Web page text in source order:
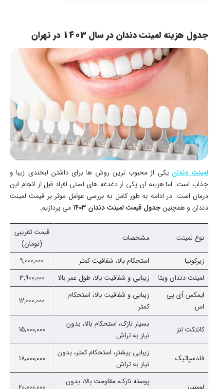
جدول هزینه لمینت دندان در سال 1403 در تهران
لمینت دندان یکی از محبوب ترین روش ها برای داشتن لبخندی زیبا و
جذاب است. اما هزینه آن یکی از دغدغه های اصلی افراد قبل از انجام این
درمان است. در ادامه به طور کامل به بررسی عوامل موثر بر قیمت لمینت
دندان و همچنینجدول قیمت لمینت دندان ۱۴۰۳ می پردازیم.
نوع لمینت مشخصات
قیمت تقریبی
(تومان)
زیرکونیا
استحکام بالا، شفافیت کمتر
9,000,000
لمینت دندان ویتا
زیبایی و شفافیت بالا، طول عمر بالا
3,900,000
ایمکس آی پی
اس
زیبایی و شفافیت بالا، استحکام
کمتر
12,000,000
کانتکت لنز
بسیار نازک، استحکام بالا، بدون
نیاز به تراش
15,000,000
فلدسپاتیک
زیبایی بیشتر، استحکام کمتر، بدون
نیاز به تراش
18,000,000
پوسته نازک، مقاومت بالا، بدون